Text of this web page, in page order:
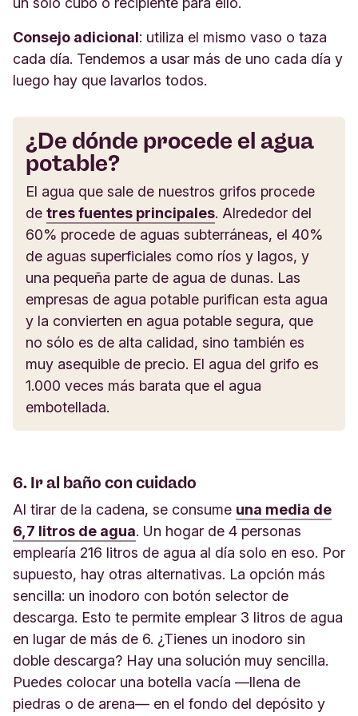
Consejo adicional: utiliza el mismo vaso o taza
cada día. Tendemos a usar más de uno cada día y
luego hay que lavarlos todos.
¿De dónde procede el agua
potable?
El agua que sale de nuestros grifos procede
de tres fuentes principales. Alrededor del
60% procede de aguas subterráneas, el 40%
de aguas superficiales como ríos y lagos, y
una pequeña parte de agua de dunas. Las
empresas de agua potable purifican esta agua
y la convierten en agua potable segura, que
no sólo es de alta calidad, sino también es
muy asequible de precio. El agua del grifo es
1.000 veces más barata que el agua
embotellada.
6. Ir al baño con cuidado
Al tirar de la cadena, se consume una media de
6,7 litros de agua. Un hogar de 4 personas
emplearía 216 litros de agua al día solo en eso. Por
supuesto, hay otras alternativas. La opción más
sencilla: un inodoro con botón selector de
descarga. Esto te permite emplear 3 litros de agua
en lugar de más de 6. ¿Tienes un inodoro sin
doble descarga? Hay una solución muy sencilla.
Puedes colocar una botella vacía —llena de
piedras o de arena— en el fondo del depósito y